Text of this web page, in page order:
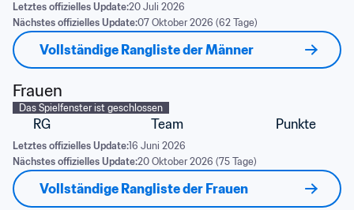
Letztes offizielles Update:20 Juli 2026
Nächstes offizielles Update:07 Oktober 2026 (62 Tage)
Vollständige Rangliste der Männer
Frauen
Das Spielfenster ist geschlossen
RG Team Punkte
Letztes offizielles Update:16 Juni 2026
Nächstes offizielles Update:20 Oktober 2026 (75 Tage)
Vollständige Rangliste der Frauen